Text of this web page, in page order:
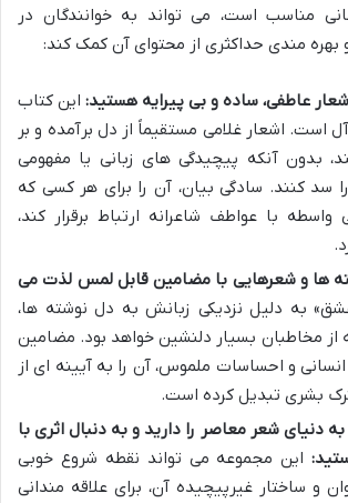
مناسب است، می تواند به خوانندگان در
بهره مندی حداکثری از محتوای آن کمک کند:
عاطفی، ساده و بی پیرایه هستید: این کتاب
است. اشعار غلامی مستقیماً از دل برآمده و بر
بدون آنکه پیچیدگی های زبانی یا مفهومی
سد کنند. سادگی بیان، آن را برای هر کسی که
با عواطف شاعرانه ارتباط برقرار کند،
ها و شعرهایی با مضامین قابل لمس لذت می
به دلیل نزدیکی زبانش به دل نوشته ها،
از مخاطبان بسیار دلنشین خواهد بود. مضامین
انسانی و احساسات ملموس، آن را به آیینه ای از
بشری تبدیل کرده است.
دنیای شعر معاصر را دارید و به دنبال اثری با
این مجموعه می تواند نقطه شروع خوبی
و ساختار غیرپیچیده آن، برای علاقه مندانی